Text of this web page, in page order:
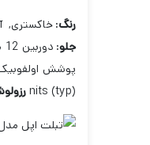
رنگ: خاکستری,
جلو: دوربین 12 مگاپیکسلی با دریچه دیافراگم f/1.8
پوشش
nits (typ)